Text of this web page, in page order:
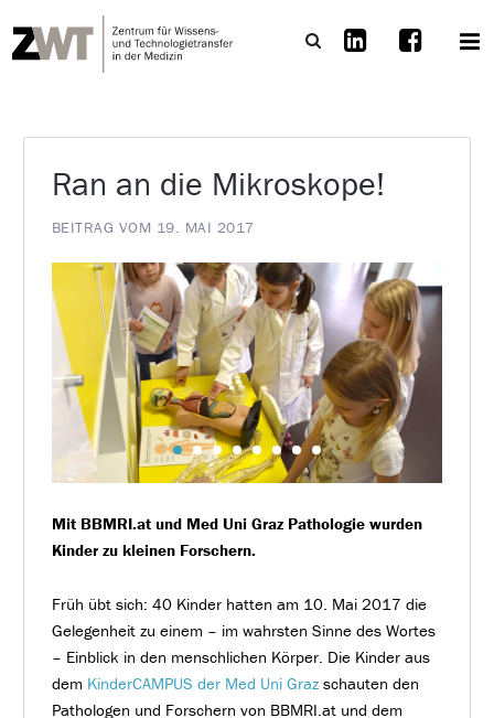
Ran an die Mikroskope!
BEITRAG VOM 19. MAI 2017
Mit BBMRI.at und Med Uni Graz Pathologie wurden
Kinder zu kleinen Forschern.
Früh übt sich: 40 Kinder hatten am 10. Mai 2017 die
Gelegenheit zu einem – im wahrsten Sinne des Wortes
– Einblick in den menschlichen Körper. Die Kinder aus
dem KinderCAMPUS der Med Uni Grazschauten den
Pathologen und Forschern von BBMRI.at und dem